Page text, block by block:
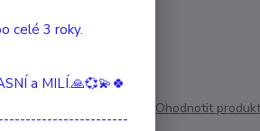
Ohodnotit produkt
celé 3 roky.
a MILÍ.🙏💞💫🍀